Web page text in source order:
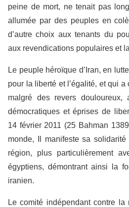
peine de mort, ne tenait pas
allumée par des peuples en
d’autre choix aux tenants du
aux revendications populaires et
Le peuple héroïque d’Iran, en
pour la liberté et l’égalité, et qui
malgré des revers douloureux,
démocratiques et éprises de
14 février 2011 (25 Bahman
monde, Il manifeste sa
région, plus particulièrement
égyptiens, démontrant ainsi la
iranien.
Le comité indépendant contre la